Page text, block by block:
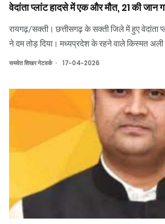
वेदांता प्लांट हादसे में एक और मौत, 21 की जान
रायगढ़/सक्ती। छत्तीसगढ़ के सक्ती जिले में हुए वेदांता
ने दम तोड़ दिया। मध्यप्रदेश के रहने वाले किस्मत
एडमिट थे, जिनकी मौत हुई है। अब मृतकों की संख्या
समवेत शिखर नेटवर्क . 17-04-2026